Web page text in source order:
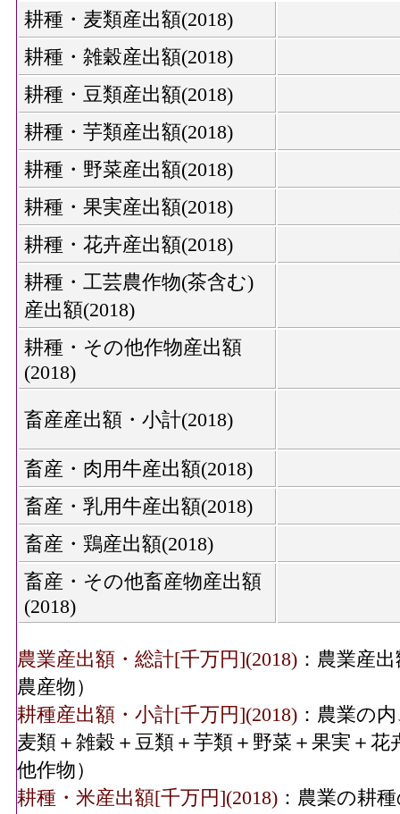
耕種・麦類産出額(2018)
耕種・雑穀産出額(2018)
耕種・豆類産出額(2018)
耕種・芋類産出額(2018)
耕種・野菜産出額(2018)
耕種・果実産出額(2018)
耕種・花卉産出額(2018)
耕種・工芸農作物(茶含む)
産出額(2018)
耕種・その他作物産出額
(2018)
畜産産出額・小計(2018)
畜産・肉用牛産出額(2018)
畜産・乳用牛産出額(2018)
畜産・鶏産出額(2018)
畜産・その他畜産物産出額
(2018)
農業産出額・総計[千万円](2018) ：農業産
農産物）
耕種産出額・小計[千万円](2018) ：農業の
麦類＋雑穀＋豆類＋芋類＋野菜＋果実＋
他作物）
耕種・米産出額[千万円](2018) ：農業の耕